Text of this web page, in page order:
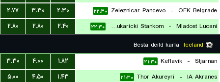
OFK Belgrade
-
Zeleznicar Pancevo ۲۲:۳۰ ۲.۳۰ ۳.۳۰
۲.۷۷
Mladost Lucani
-
FK Cukaricki Stankom ۲۲:۳۰ ۲.۴۰ ۲.۸۰
۲.۸۰
Iceland
Stjarnan
-
Keflavik ۲۱:۳۰ ۱.۸۲ ۴.۰۰
۳.۳۰
IA Akranes
-
Thor Akureyri ۲۱:۳۰ ۱.۴۳ ۴.۵۰
۵.۰۰